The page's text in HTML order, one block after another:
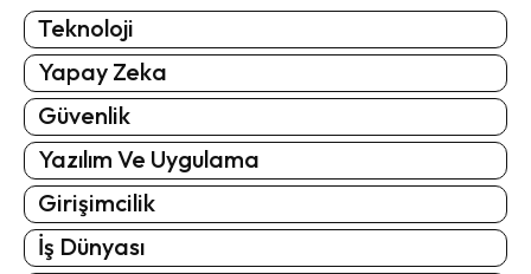
Teknoloji
Yapay Zeka
Güvenlik
Yazılım Ve Uygulama
Girişimcilik
İş Dünyası